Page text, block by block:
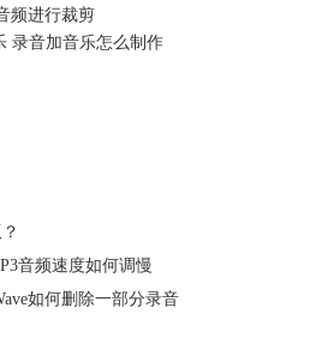
：打开视频
频进行裁剪
录音加音乐怎么制作
音频速度如何调慢
如何删除一部分录音